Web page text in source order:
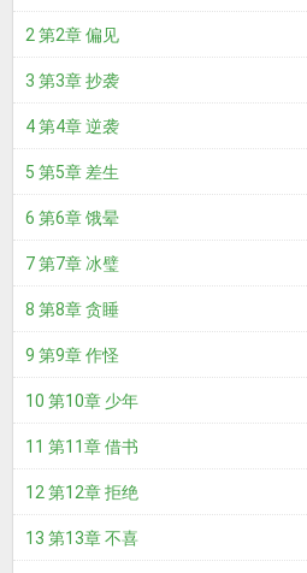
2 第2章 偏见
3 第3章 抄袭
4 第4章 逆袭
5 第5章 差生
6 第6章 饿晕
7 第7章 冰璧
8 第8章 贪睡
9 第9章 作怪
10 第10章 少年
11 第11章 借书
12 第12章 拒绝
13 第13章 不喜